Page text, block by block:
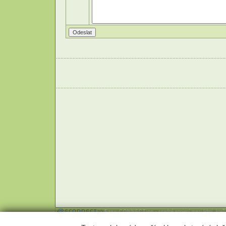
Easy CONNECTion- snadné spojení mezi lidmi,